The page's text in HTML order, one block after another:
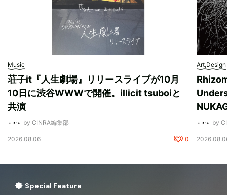
Music
荘子it『人生劇場』リリースライブが10月
10日に渋谷WWWで開催。illicit tsuboiと
共演
by CINRA編集部
2026.08.06 0
Art,Design
by
Special Feature